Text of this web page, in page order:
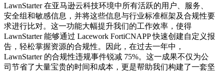
LawnStarter 在亚马逊云科技环境中所有活跃的用户、服务、
安全组和敏感信息，并将这些信息与行业标准框架及合规性要
求进行比对。这一功能大幅提升我们的工作效率，使得
LawnStarter 能够通过 Lacework FortiCNAPP 快速创建自定义报
告，轻松掌握资源的合规性。因此，在过去一年中，
LawnStarter 的合规性违规事件锐减 75%。这一成果不仅为公
司节省了大量宝贵的时间和成本，更是帮助我们构建了一套坚